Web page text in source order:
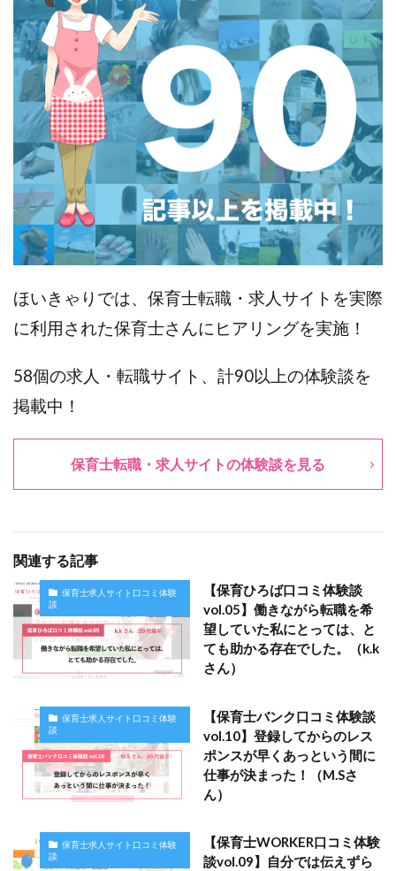
ほいきゃりでは、保育士転職・求人サイトを実際
に利用された保育士さんにヒアリングを実施！
58個の求人・転職サイト、計90以上の体験談を
掲載中！
保育士転職・求人サイトの体験談を見る
関連する記事
保育士求人サイト口コミ体験
談
【保育ひろば口コミ体験談
vol.05】働きながら転職を希
望していた私にとっては、と
ても助かる存在でした。（k.k
さん）
保育士求人サイト口コミ体験
談
【保育士バンク口コミ体験談
vol.10】登録してからのレス
ポンスが早くあっという間に
仕事が決まった！（M.Sさ
ん）
保育士求人サイト口コミ体験
談
【保育士WORKER口コミ体験
談vol.09】自分では伝えずら